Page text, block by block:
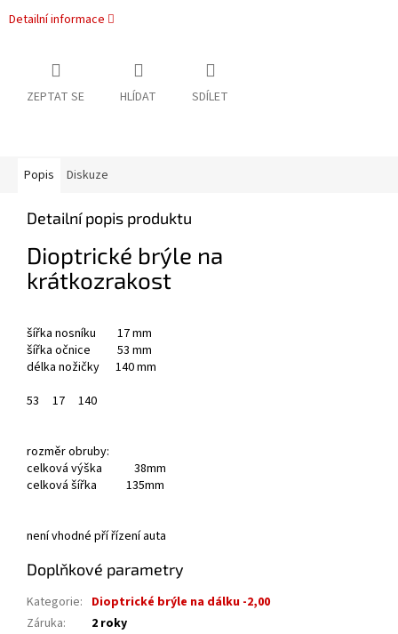
Detailní informace
ZEPTAT SE HLÍDAT SDÍLET
Popis Diskuze
Detailní popis produktu
Dioptrické brýle na
krátkozrakost
šířka nosníku 17 mm
šířka očnice 53 mm
délka nožičky 140 mm
53
17 140
rozměr obruby:
celková výška 38mm
celková šířka 135mm
není vhodné pří řízení auta
Doplňkové parametry
Kategorie: Dioptrické brýle na dálku -2,00
Záruka:
2 roky